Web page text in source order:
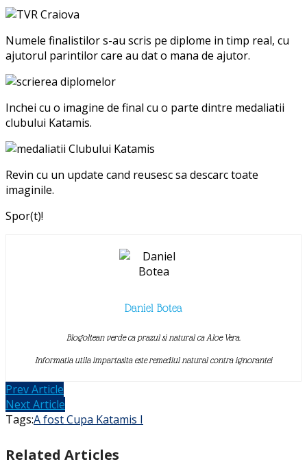
Numele finalistilor s-au scris pe diplome in timp real, cu
ajutorul parintilor care au dat o mana de ajutor.
Inchei cu o imagine de final cu o parte dintre medaliatii
clubului Katamis.
Revin cu un update cand reusesc sa descarc toate
imaginile.
Spor(t)!
Daniel Botea
Blogoltean verde ca prazul si natural ca Aloe Vera.
Informatia utila impartasita este remediul natural contra ignorantei
Prev Article
Next Article
Tags:A fost Cupa Katamis I
Related Articles